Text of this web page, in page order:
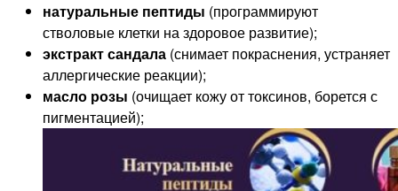
натуральные пептиды (программируют
стволовые клетки на здоровое развитие);
экстракт сандала (снимает покраснения, устраняет
аллергические реакции);
масло розы (очищает кожу от токсинов, борется с
пигментацией);